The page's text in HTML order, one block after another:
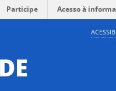
Participe Acesso à